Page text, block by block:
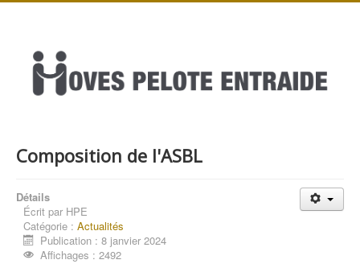
Composition de l'ASBL
Détails
Écrit par HPE
Catégorie : Actualités
Publication : 8 janvier 2024
Affichages : 2492